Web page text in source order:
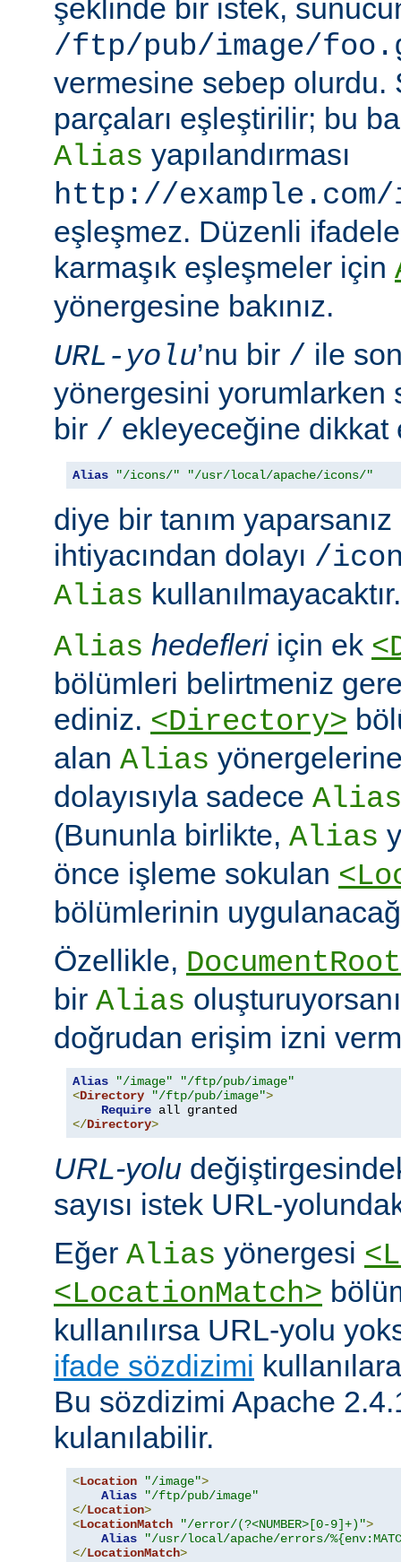
şeklinde bir istek,
/ftp/pub/image/
vermesine sebep olurdu.
parçaları eşleştirilir; bu
Alias yapılandırması
http://
eşleşmez. Düzenli
karmaşık eşleşmeler için
yönergesine bakınız.
URL-yolu’nu bir / ile
yönergesini yorumlarken
bir / ekleyeceğine dikkat
Alias "/icons/" "/usr/local/apache/icons/"
diye bir tanım
ihtiyacından dolayı /
Alias kullanılmayacaktır.
Alias hedefleriiçin ek
bölümleri belirtmeniz
ediniz. <Directory>
alan Alias
dolayısıyla sadece Alias
(Bununla birlikte, Alias
önce işleme sokulan
bölümlerinin
Özellikle, DocumentRoot
bir Alias
doğrudan erişim izni
Alias "/image"
"/ftp/pub/image"
<Directory "/ftp/pub/image">
Require
</Directory>
URL-yolu
sayısı istek URL-
Eğer Alias yönergesi
<LocationMatch>
kullanılırsa URL-yolu
ifade sözdizimi
Bu sözdizimi Apache
kulanılabilir.
<Location "/image">
Alias
"/ftp/pub/image"
</Location>
<LocationMatch "/error/(?<NUMBER>[0-9]+)">
Alias
"/usr/local/apache/errors/
</LocationMatch>